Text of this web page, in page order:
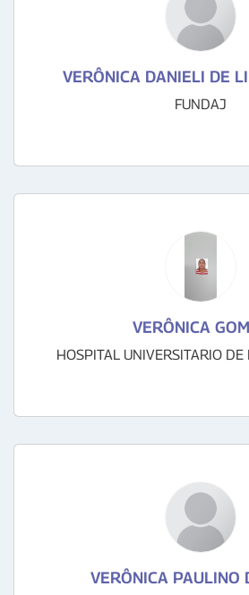
VERÔNICA DANIELI DE
FUNDAJ
VERÔNICA
HOSPITAL UNIVERSITARIO
VERÔNICA PAULINO